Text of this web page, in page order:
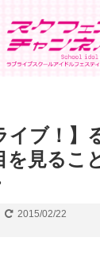
イブ！】
を見るこ
2015/02/22